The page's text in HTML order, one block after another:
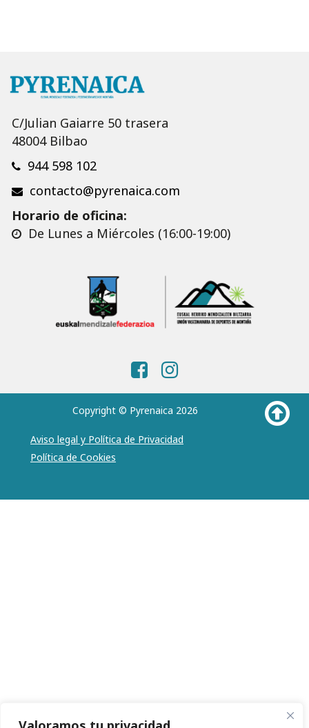
C/Julian Gaiarre 50 trasera
48004 Bilbao
944 598 102
contacto@pyrenaica.com
Horario de oficina:
De Lunes a Miércoles (16:00-19:00)
Copyright © Pyrenaica 2026
Aviso legal y Política de Privacidad
Política de Cookies